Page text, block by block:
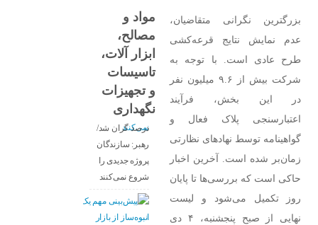
بزرگترین نگرانی متقاضیان،
عدم نمایش نتایج قرعه‌کشی
طرح عادی است. با توجه به
شرکت بیش از ۹.۶ میلیون نفر
در این بخش، فرآیند
اعتبارسنجی پلاک فعال و
گواهینامه توسط نهادهای نظارتی
زمان‌بر شده است. آخرین اخبار
حاکی است که بررسی‌ها تا پایان
روز تکمیل می‌شود و لیست
نهایی از صبح پنجشنبه، ۴ دی
مواد و
مصالح،
ابزار آلات،
تاسیسات
و تجهیزات
نگهداری
قیمت مصالح
درصد گران شد/
رهبر: سازندگان
پروژه جدیدی را
شروع نمی‌کنند